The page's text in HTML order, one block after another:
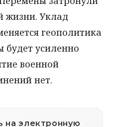
жизни. Уклад
геополитика
будет усиленно
военной
нет.
на электронную